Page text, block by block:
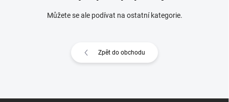
Můžete se ale podívat na ostatní kategorie.
Zpět do obchodu